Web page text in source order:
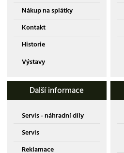
Nákup na splátky
Kontakt
Historie
Výstavy
Další informace
Servis - náhradní díly
Servis
Reklamace